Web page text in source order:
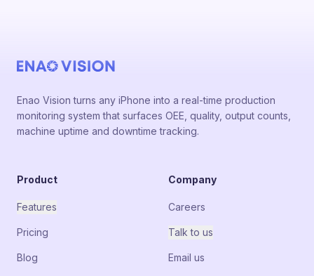
Enao Vision turns any iPhone into a real-time production
monitoring system that surfaces OEE, quality, output counts,
machine uptime and downtime tracking.
Product
Features
Pricing
Blog
Company
Careers
Talk to us
Email us